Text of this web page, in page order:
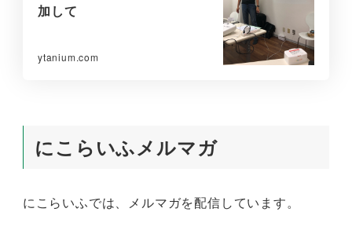
加して
ytanium.com
にこらいふメルマガ
にこらいふでは、メルマガを配信しています。